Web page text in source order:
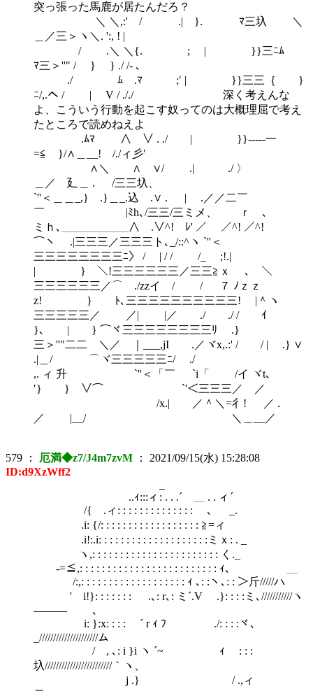
突っ張った馬鹿が居たんだろ？
＼ ＼,:' / .| }. ﾏ三圦 ＼
＿／三＞ヽ＼. ':, ! |
/ .＼ ＼{. ; | }}三ﾆﾑ
ﾏ三＞''" / } } ./ /- ､
./ ﾑ .ﾏ ;′ | }}三三｛ }
ﾆ/,.ヘ / | V / ././ 深く考えんな
よ、こういう行動を起こす奴ってのは大概理屈で考え
たところで読めねえよ
.ﾑﾏ ∧ ∨ . ./ | }}---‐‐一
=≦ }/∧＿__! /./ィ彡′
∧＼ ∧ ∨/ .| ./ 〉
＿／ 廴＿ . /三三圦、
`''＜＿＿_,} .}＿_.込 .∨ . | .／／二￣
￣ |ﾐh､/三三/三ミメ、 ｒ ､
ミｈ､＿＿＿＿＿＿∧ .∨^! ﾚ' ／ ／^! ／^!
⌒ヽ .|三三三／三三三ト､_/::^ヽ `''＜
三三三三三三三三ﾆ〉 / | / / /_ ;!.|
| } ＼!三三三三三三／三三≧ｘ ､ ＼
三三三三三三／⌒ ./zzイ / / ７ ﾉｚｚ
z! } ﾄ､三三三三三三三三三三! |＾ヽ
三三三三三／ ／| |／ ./ ./ / ｲ
}､ | } ⌒ヾ三三三三三三三三ﾘ .}
三＞''"二二 ＼／ ｜___,jI .／ヾx,.:' / / | .} ∨
.|＿/ ⌒ヾ三三三三三ﾆ/ ./
,. ィ 升 `''＜「￣ `i「 /イ ヾt､
′} } ∨⌒ `'＜三三三／ ／
/x.| ／＾＼=彳! ／ .
／ |__/ ＼＿__／
579 ： 厄満◆z7/J4m7zvM ： 2021/09/15(水) 15:28:08
ID:d9XzWff2
..ｨ:::ィ: . . .´ ＿ . . ィ´
/{ .ィ: : : : : : : : : : : : : : ゝ､ _.
.i: {/: : : : : : : : : : : : : : : : : : ≧=ィ
.i!:.i: : : : : : : : : : : : : : : : : : : :ミｘ: . _
ヽ,: : : : : : : : : : : : : : : : : : : : : : : く._
-=≦,: : : : : : : : : : : : : : : : : : : : : : : : : ｨ､ ＿
/:,: : : : : : : : : : : : : : : : : : : ｨ ､: :ヽ､: : ＞斤/////ハ
' i!}: : : : : : : ゝ .､: r､: ミ´.V .}: : : :ミ､///////////ヽ
――― ､
i: }:x: : : : ゝ´ r ｨ ﾌ ./: : : :ヾ､
_/////////////////////ム
/ , ､: i }i ヽ ´~ ｨ ゞ: : :
圦////////////////////////｀ヽ、
j .} / .,ィ